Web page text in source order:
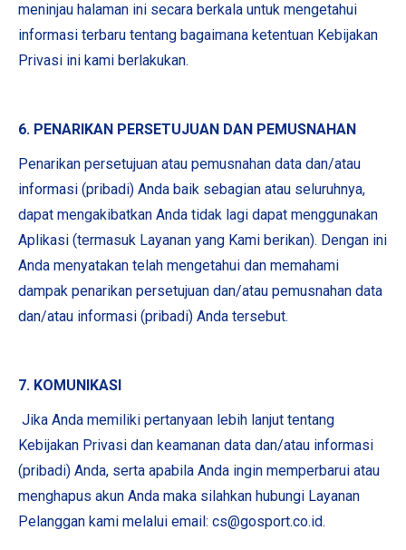
meninjau halaman ini secara berkala untuk mengetahui
informasi terbaru tentang bagaimana ketentuan Kebijakan
Privasi ini kami berlakukan.
6. PENARIKAN PERSETUJUAN DAN PEMUSNAHAN
Penarikan persetujuan atau pemusnahan data dan/atau
informasi (pribadi) Anda baik sebagian atau seluruhnya,
dapat mengakibatkan Anda tidak lagi dapat menggunakan
Aplikasi (termasuk Layanan yang Kami berikan). Dengan ini
Anda menyatakan telah mengetahui dan memahami
dampak penarikan persetujuan dan/atau pemusnahan data
dan/atau informasi (pribadi) Anda tersebut.
7. KOMUNIKASI
Jika Anda memiliki pertanyaan lebih lanjut tentang
Kebijakan Privasi dan keamanan data dan/atau informasi
(pribadi) Anda, serta apabila Anda ingin memperbarui atau
menghapus akun Anda maka silahkan hubungi Layanan
Pelanggan kami melalui email: cs@gosport.co.id.